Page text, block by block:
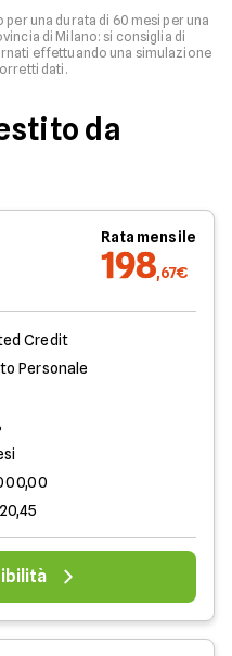
una durata di 60 mesi per una
di Milano: si consiglia di
effettuando una simulazione
dati.
da
Rata mensile
198,67€
Credit
Personale